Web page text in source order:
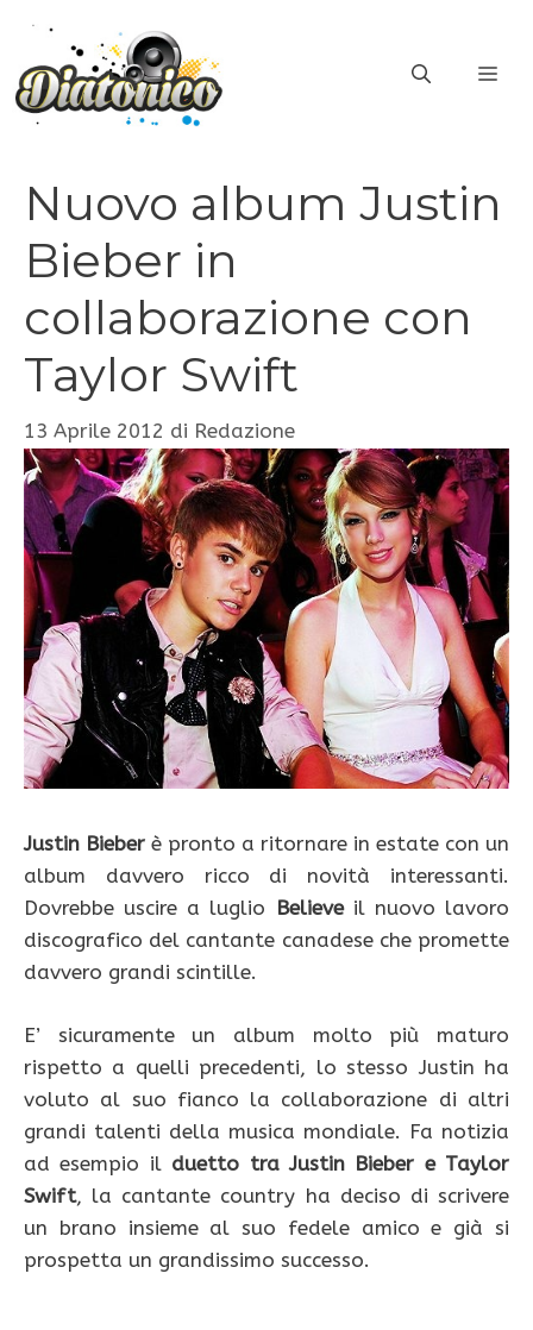
contenuto
Nuovo album Justin
Bieber in
collaborazione con
Taylor Swift
13 Aprile 2012 di Redazione
Justin Bieber è pronto a ritornare in estate con un
album davvero ricco di novità interessanti.
Dovrebbe uscire a luglio Believe il nuovo lavoro
discografico del cantante canadese che promette
davvero grandi scintille.
E’ sicuramente un album molto più maturo
rispetto a quelli precedenti, lo stesso Justin ha
voluto al suo fianco la collaborazione di altri
grandi talenti della musica mondiale. Fa notizia
ad esempio il duetto tra Justin Bieber e Taylor
Swift, la cantante country ha deciso di scrivere
un brano insieme al suo fedele amico e già si
prospetta un grandissimo successo.